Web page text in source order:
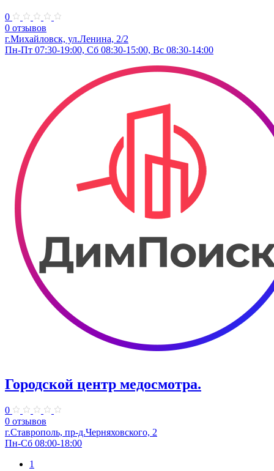
0
0 отзывов
г.Михайловск, ул.Ленина, 2/2
Пн-Пт 07:30-19:00, Сб 08:30-15:00, Вс 08:30-14:00
Городской центр медосмотра.
0
0 отзывов
г.Ставрополь, пр-д.Черняховского, 2
Пн-Сб 08:00-18:00
1